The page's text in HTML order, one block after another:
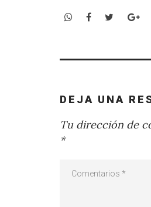
WhatsApp
Facebook
Twitter
DEJA UNA
Tu dirección de
*